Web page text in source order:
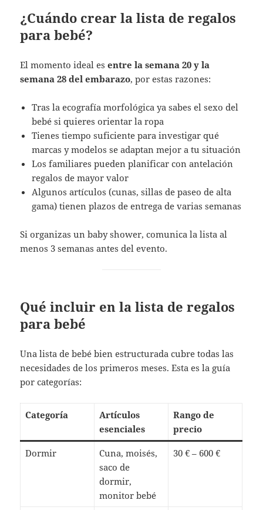
¿Cuándo crear la lista de regalos
para bebé?
El momento ideal esentre la semana 20 y la
semana 28 del embarazo, por estas razones:
Tras la ecografía morfológica ya sabes el sexo del
bebé si quieres orientar la ropa
Tienes tiempo suficiente para investigar qué
marcas y modelos se adaptan mejor a tu situación
Los familiares pueden planificar con antelación
regalos de mayor valor
Algunos artículos (cunas, sillas de paseo de alta
gama) tienen plazos de entrega de varias semanas
Si organizas un baby shower, comunica la lista al
menos 3 semanas antes del evento.
Qué incluir en la lista de regalos
para bebé
Una lista de bebé bien estructurada cubre todas las
necesidades de los primeros meses. Esta es la guía
por categorías:
Categoría
Artículos
esenciales
Rango de
precio
Dormir
Cuna, moisés,
saco de
dormir,
monitor bebé
30 € – 600 €